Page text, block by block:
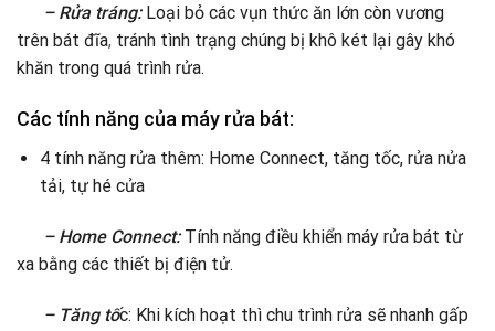
– Rửa tráng:Loại bỏ các vụn thức ăn lớn còn vương
trên bát đĩa, tránh tình trạng chúng bị khô két lại gây khó
khăn trong quá trình rửa.
Các tính năng của máy rửa bát:
4 tính năng rửa thêm: Home Connect, tăng tốc, rửa nửa
tải, tự hé cửa
– Home Connect:Tính năng điều khiển máy rửa bát từ
xa bằng các thiết bị điện tử.
– Tăng tốc: Khi kích hoạt thì chu trình rửa sẽ nhanh gấp